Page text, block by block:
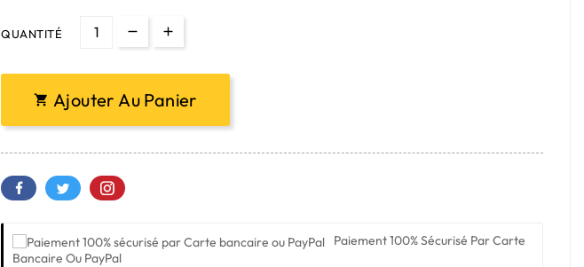
QUANTITÉ
 Ajouter Au Panier
Paiement 100% Sécurisé Par Carte
Bancaire Ou PayPal